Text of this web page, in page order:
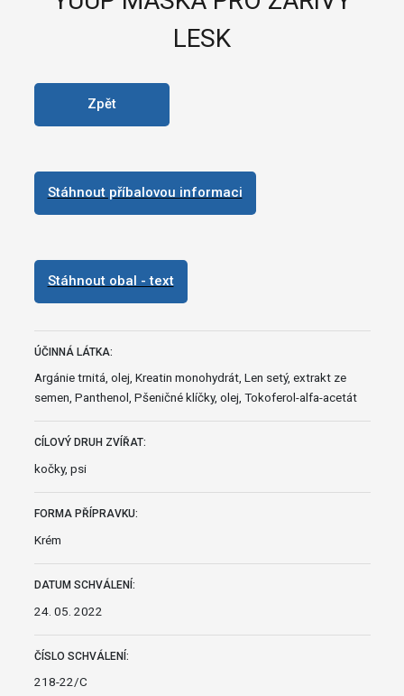
LESK
Zpět
Stáhnout příbalovou informaci
Stáhnout obal - text
ÚČINNÁ LÁTKA:
Argánie trnitá, olej, Kreatin monohydrát, Len setý, extrakt ze
semen, Panthenol, Pšeničné klíčky, olej, Tokoferol-alfa-acetát
CÍLOVÝ DRUH ZVÍŘAT:
kočky, psi
FORMA PŘÍPRAVKU:
Krém
DATUM SCHVÁLENÍ:
24. 05. 2022
ČÍSLO SCHVÁLENÍ:
218-22/C